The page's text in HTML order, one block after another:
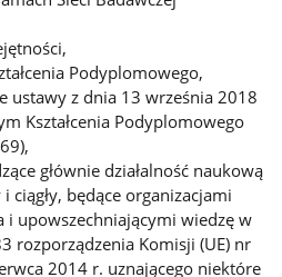
Podyplomowego,
ustawy z dnia 13 września 2018
Kształcenia Podyplomowego
głównie działalność naukową
ciągły, będące organizacjami
i upowszechniającymi wiedzę w
rozporządzenia Komisji (UE) nr
2014 r. uznającego niektóre